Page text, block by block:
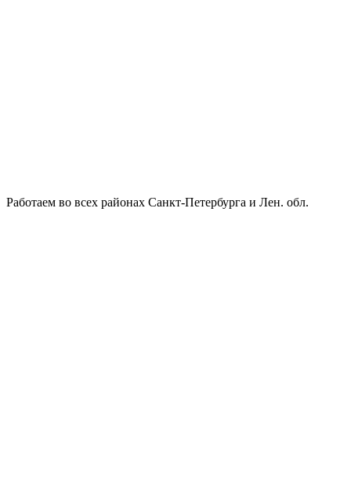
Работаем во всех районах Санкт-Петербурга и Лен. обл.